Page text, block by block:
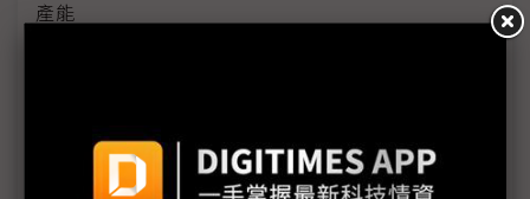
產能
川普10萬美元H-1B簽證費用爭議延燒 美國商會提起